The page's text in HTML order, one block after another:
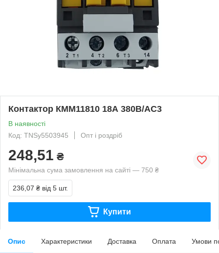
Контактор КММ11810 18А 380В/АС3
В наявності
Код: TNSy5503945
Опт і роздріб
248,51 ₴
Мінімальна сума замовлення на сайті — 750 ₴
236,07 ₴ від 5 шт.
Купити
Опис Характеристики Доставка Оплата Умови